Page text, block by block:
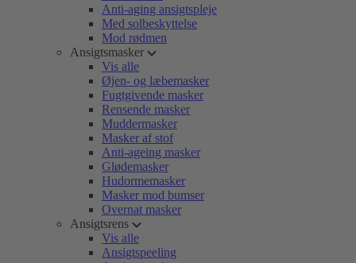
Anti-aging ansigtspleje
Med solbeskyttelse
Mod rødmen
Ansigtsmasker
Vis alle
Øjen- og læbemasker
Fugtgivende masker
Rensende masker
Muddermasker
Masker af stof
Anti-ageing masker
Glødemasker
Hudormemasker
Masker mod bumser
Overnat masker
Ansigtsrens
Vis alle
Ansigtspeeling